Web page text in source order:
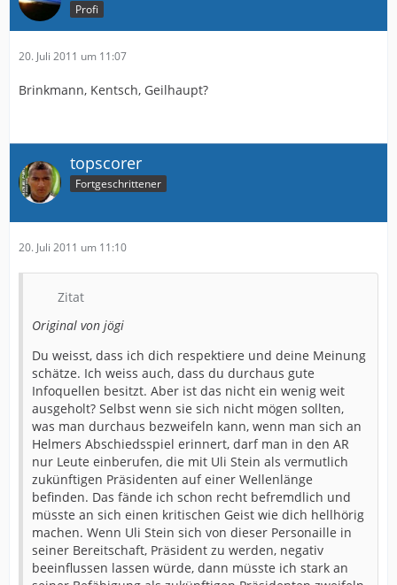
Profi
20. Juli 2011 um 11:07
Brinkmann, Kentsch, Geilhaupt?
topscorer
Fortgeschrittener
20. Juli 2011 um 11:10
Zitat
Original von jögi
Du weisst, dass ich dich respektiere und deine Meinung
schätze. Ich weiss auch, dass du durchaus gute
Infoquellen besitzt. Aber ist das nicht ein wenig weit
ausgeholt? Selbst wenn sie sich nicht mögen sollten,
was man durchaus bezweifeln kann, wenn man sich an
Helmers Abschiedsspiel erinnert, darf man in den AR
nur Leute einberufen, die mit Uli Stein als vermutlich
zukünftigen Präsidenten auf einer Wellenlänge
befinden. Das fände ich schon recht befremdlich und
müsste an sich einen kritischen Geist wie dich hellhörig
machen. Wenn Uli Stein sich von dieser Personaille in
seiner Bereitschaft, Präsident zu werden, negativ
beeinflussen lassen würde, dann müsste ich stark an